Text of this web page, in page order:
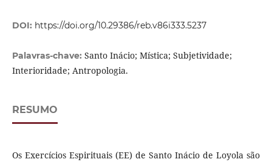
DOI: https://doi.org/10.29386/reb.v86i333.5237
Palavras-chave: Santo Inácio; Mística; Subjetividade;
Interioridade; Antropologia.
RESUMO
Os Exercícios Espirituais (EE) de Santo Inácio de Loyola são